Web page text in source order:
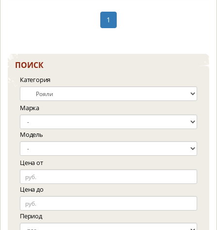
1
ПОИСК
Категория
Марка
Модель
Цена от
Цена до
Период